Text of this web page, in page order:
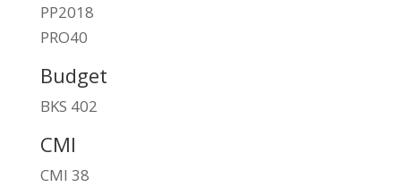
PP2018
PRO40
Budget
BKS 402
CMI
CMI 38